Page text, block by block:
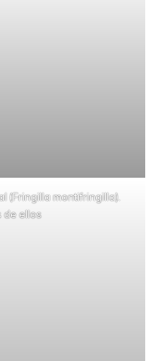
(Fringilla montifringilla).
de ellos